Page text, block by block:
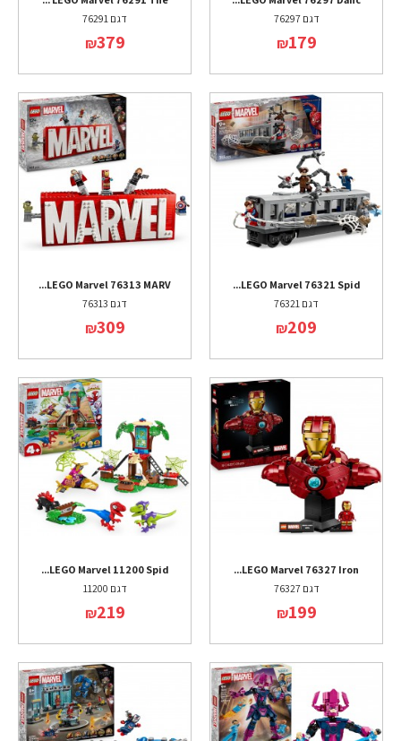
דגם 76297
₪179
דגם 76291
₪379
LEGO Marvel 76321 Spid...
דגם 76321
₪209
LEGO Marvel 76313 MARV...
דגם 76313
₪309
LEGO Marvel 76327 Iron...
דגם 76327
₪199
LEGO Marvel 11200 Spid...
דגם 11200
₪219